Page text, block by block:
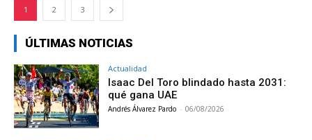
1 2 3
ÚLTIMAS NOTICIAS
Actualidad
Isaac Del Toro blindado hasta 2031:
qué gana UAE
Andrés Álvarez Pardo - 06/08/2026